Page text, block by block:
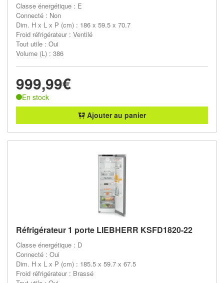
Classe énergétique : E
Connecté : Non
Dim. H x L x P (cm) : 186 x 59.5 x 70.7
Froid réfrigérateur : Ventilé
Tout utile : Oui
Volume (L) : 386
999,99€
En stock
Ajouter au panier
Réfrigérateur 1 porte LIEBHERR KSFD1820-22
Classe énergétique : D
Connecté : Oui
Dim. H x L x P (cm) : 185.5 x 59.7 x 67.5
Froid réfrigérateur : Brassé